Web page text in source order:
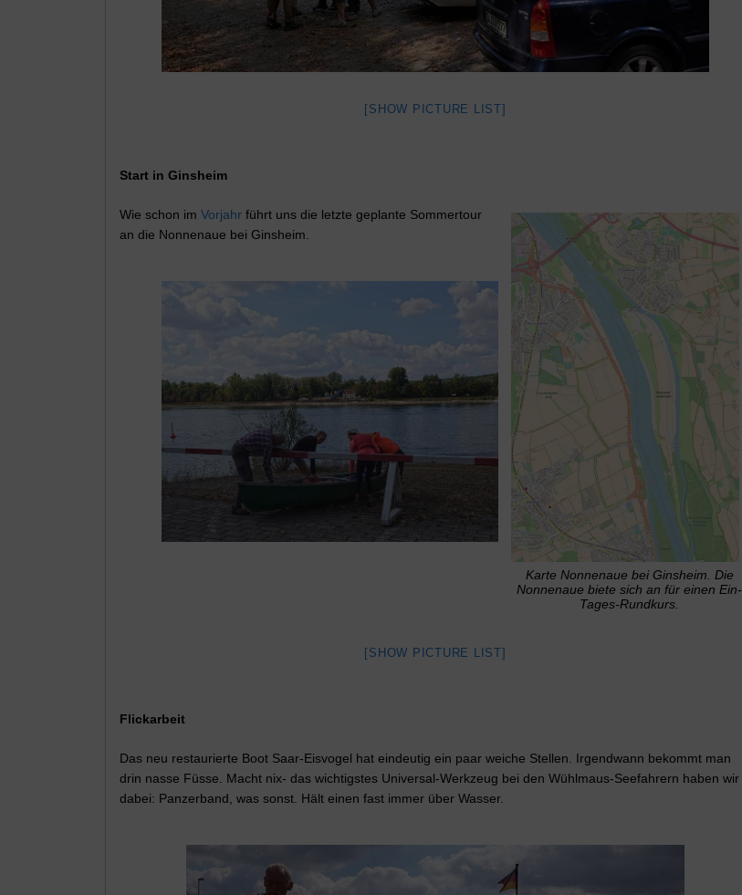
[SHOW PICTURE LIST]
Start in Ginsheim
Karte Nonnenaue bei Ginsheim. Die
Nonnenaue biete sich an für einen Ein-
Tages-Rundkurs.
Wie schon im Vorjahrführt uns die letzte geplante Sommertour
an die Nonnenaue bei Ginsheim.
[SHOW PICTURE LIST]
Flickarbeit
Das neu restaurierte Boot Saar-Eisvogel hat eindeutig ein paar weiche Stellen. Irgendwann bekommt man
drin nasse Füsse. Macht nix- das wichtigstes Universal-Werkzeug bei den Wühlmaus-Seefahrern haben wir
dabei: Panzerband, was sonst. Hält einen fast immer über Wasser.